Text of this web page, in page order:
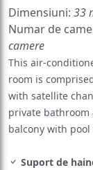
Dimensiuni: 33
Numar de
camere
This air-
room is
with satellite
private bathroom
balcony with pool
Suport de